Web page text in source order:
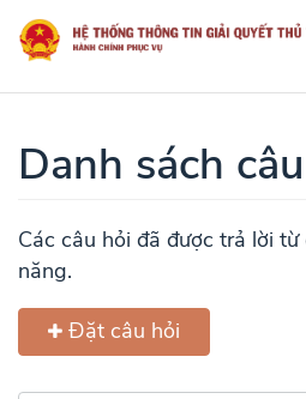
Danh sách
Các câu hỏi đã được trả lời
năng.
Đặt câu hỏi